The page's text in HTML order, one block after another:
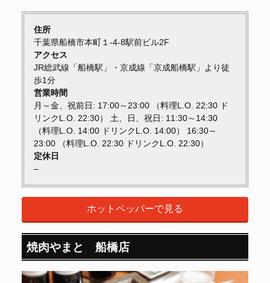
住所
千葉県船橋市本町１-4-8駅前ビル2F
アクセス
JR総武線「船橋駅」・京成線「京成船橋駅」より徒
歩1分
営業時間
月～金、祝前日: 17:00～23:00 （料理L.O. 22:30 ド
リンクL.O. 22:30） 土、日、祝日: 11:30～14:30
（料理L.O. 14:00 ドリンクL.O. 14:00） 16:30～
23:00 （料理L.O. 22:30 ドリンクL.O. 22:30）
定休日
–
ホットペッパーで見る
焼肉やまと 船橋店